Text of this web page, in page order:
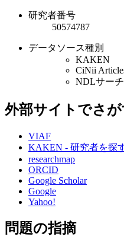
研究者番号
50574787
データソース種別
KAKEN
CiNii
NDLサーチ
外部サイトでさ
VIAF
KAKEN - 研究者を探
researchmap
ORCID
Google Scholar
Google
Yahoo!
問題の指摘